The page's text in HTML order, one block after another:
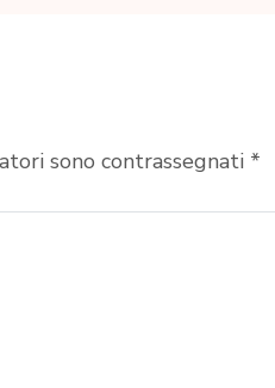
sono contrassegnati *